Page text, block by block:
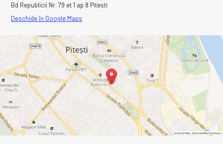
Bd Republicii Nr. 79 et 1 ap 8 Pitesti
Deschide în Google Maps